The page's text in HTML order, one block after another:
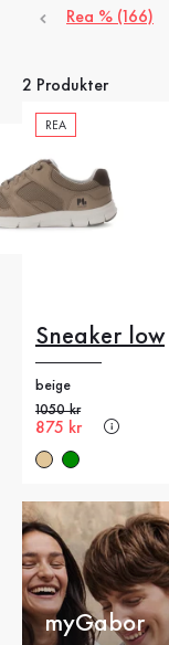
Rea % (166)
2 Produkter
REA
Sneaker low
beige
Gammalt pris
1050 kr
Nytt pris
875 kr
myGabor